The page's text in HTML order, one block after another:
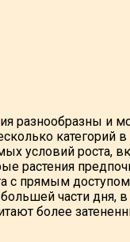
разнообразны и
категорий
условий роста,
растения
с прямым
части дня,
более